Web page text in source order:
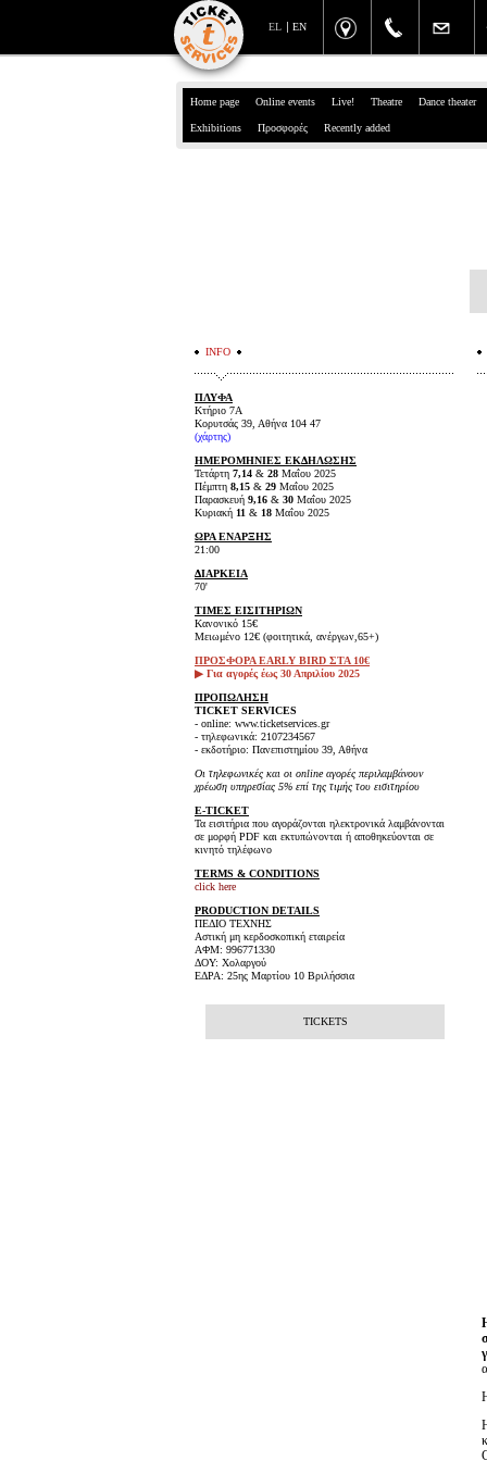
EN
EL
Home page Online events Live! Theatre Dance theater
Exhibitions Προσφορές Recently added
INFO
ΠΛΥΦΑ
Κτήριο 7Α
Κορυτσάς 39, Αθήνα 104 47
(χάρτης)
ΗΜΕΡΟΜΗΝΙΕΣ ΕΚΔΗΛΩΣΗΣ
Τετάρτη 7,14 & 28 Μαΐου 2025
Πέμπτη 8,15 & 29 Μαΐου 2025
Παρασκευή 9,16 & 30 Μαΐου 2025
Κυριακή 11 & 18 Μαΐου 2025
ΩΡΑ ΕΝΑΡΞΗΣ
21:00
ΔΙΑΡΚΕΙΑ
70'
ΤΙΜΕΣ ΕΙΣΙΤΗΡΙΩΝ
Κανονικό 15€
Μειωμένο 12€ (φοιτητικά, ανέργων,65+)
ΠΡΟΣΦΟΡΑ EARLY BIRD ΣΤΑ 10€
▶ Για αγορές έως 30 Απριλίου 2025
ΠΡΟΠΩΛΗΣΗ
TICKET SERVICES
- online: www.ticketservices.gr
- τηλεφωνικά: 2107234567
- εκδοτήριο: Πανεπιστημίου 39, Αθήνα
Οι τηλεφωνικές και οι online αγορές περιλαμβάνουν
χρέωση υπηρεσίας 5% επί της τιμής του εισιτηρίου
E-TICKET
Τα εισιτήρια που αγοράζονται ηλεκτρονικά λαμβάνονται
σε μορφή PDF και εκτυπώνονται ή αποθηκεύονται σε
κινητό τηλέφωνο
TERMS & CONDITIONS
click here
PRODUCTION DETAILS
ΠΕΔΙΟ ΤΕΧΝΗΣ
Αστική μη κερδοσκοπική εταιρεία
ΑΦΜ: 996771330
ΔΟΥ: Χολαργού
ΕΔΡΑ: 25ης Μαρτίου 10 Βριλήσσια
TICKETS